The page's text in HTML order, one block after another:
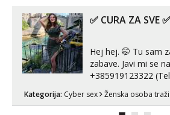
kombinacije halteri,
✅ CURA ZA SVE ✅
Hej hej. 🤭 Tu sam
zabave. Javi mi se
+385919123322
Whatsapp). 🤙 NE javljaj se na uzivo.
Hvala.
Kategorija: Cyber sex Ženska osoba